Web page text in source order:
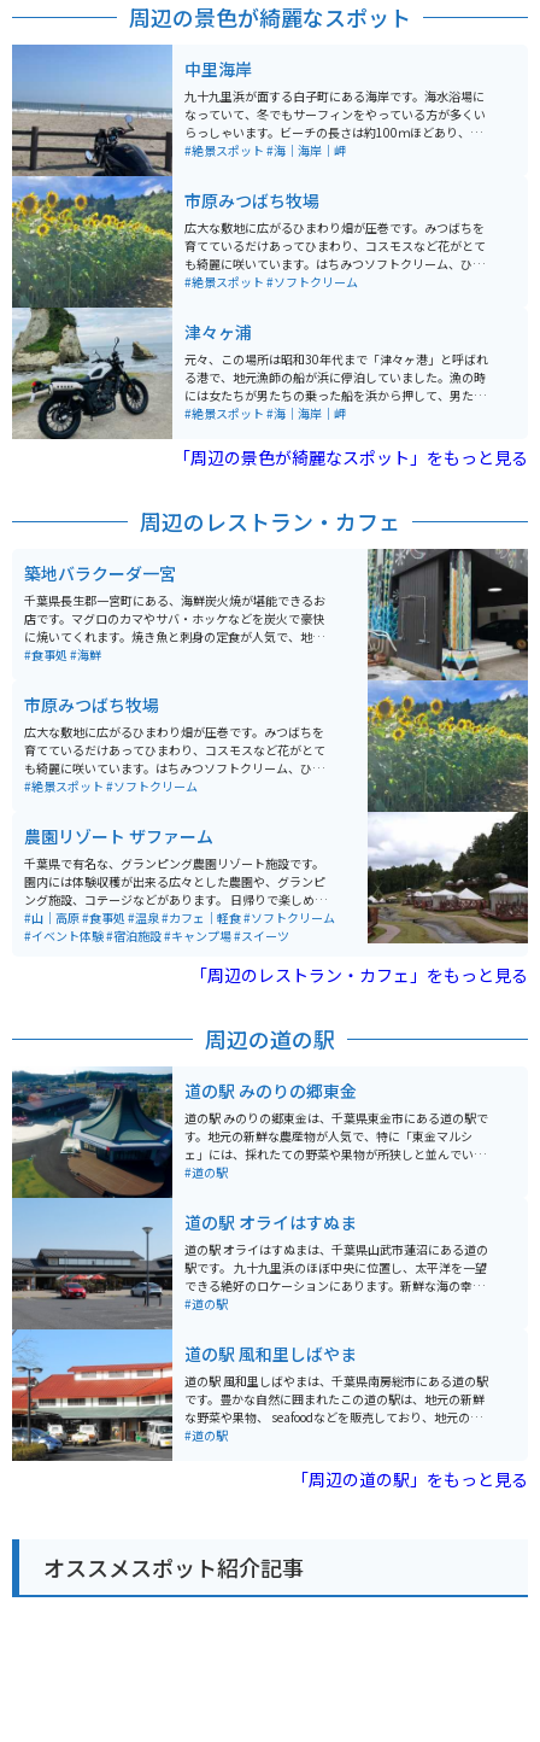
周辺の景色が綺麗なスポット
中里海岸
九十九里浜が面する白子町にある海岸です。海水浴場に
なっていて、冬でもサーフィンをやっている方が多くい
らっしゃいます。ビーチの長さは約100ｍほどあり、砂
浜を散歩するのも楽しいです。水平線まで見える太平洋
#絶景スポット #海｜海岸｜岬
市原みつばち牧場
広大な敷地に広がるひまわり畑が圧巻です。みつばちを
育てているだけあってひまわり、コスモスなど花がとて
も綺麗に咲いています。はちみつソフトクリーム、ひま
わりフラッペなど絶品アイスもあります。駐車場もあ
#絶景スポット #ソフトクリーム
津々ヶ浦
元々、この場所は昭和30年代まで「津々ヶ港」と呼ばれ
る港で、地元漁師の船が浜に停泊していました。漁の時
には女たちが男たちの乗った船を浜から押して、男たち
を漁に出したそうです。 ロケーションは雄大で、昔から
ます。清川虹子、谷隼人など往年の名俳優たちも、撮影
のためにここを訪れたとか。
#絶景スポット #海｜海岸｜岬
「周辺の景色が綺麗なスポット」をもっと見る
周辺のレストラン・カフェ
築地バラクーダ一宮
千葉県長生郡一宮町にある、海鮮炭火焼が堪能できるお
店です。マグロのカマやサバ・ホッケなどを炭火で豪快
に焼いてくれます。焼き魚と刺身の定食が人気で、地元
の人が多数訪れフレンドリーな雰囲気です。定食はかな
#食事処 #海鮮
市原みつばち牧場
広大な敷地に広がるひまわり畑が圧巻です。みつばちを
育てているだけあってひまわり、コスモスなど花がとて
も綺麗に咲いています。はちみつソフトクリーム、ひま
わりフラッペなど絶品アイスもあります。駐車場もあ
#絶景スポット #ソフトクリーム
農園リゾート ザファーム
千葉県で有名な、グランピング農園リゾート施設です。
園内には体験収穫が出来る広々とした農園や、グランピ
ング施設、コテージなどがあります。 日帰りで楽しめる
BBQ場や、農園で取れた野菜を使用した料理、手作りス
イーツなどを頂けるカフェなどもあります。 ジップライ
りでものんびりと楽しめるリゾート施設です。
#山｜高原#食事処 #温泉#カフェ｜軽食#ソフトクリーム
#イベント体験#宿泊施設#キャンプ場#スイーツ
「周辺のレストラン・カフェ」をもっと見る
周辺の道の駅
道の駅 みのりの郷東金
道の駅 みのりの郷東金は、千葉県東金市にある道の駅で
す。地元の新鮮な農産物が人気で、特に「東金マルシ
ェ」には、採れたての野菜や果物が所狭しと並んでいま
す。 イートインコーナーでは、地元食材を使った料理
広々とした駐車場が完備されているので安心です。周辺
には、九十九里浜や東金城跡など、観光スポットも点在
しているので、ツーリングの拠点としてもおすすめで
す。 道の駅 みのりの郷東金で、地元の美味しいものを堪
能したり、周辺の観光を楽しんでみてはいかがでしょう
#道の駅
道の駅 オライはすぬま
道の駅 オライはすぬまは、千葉県山武市蓮沼にある道の
駅です。 九十九里浜のほぼ中央に位置し、太平洋を一望
できる絶好のロケーションにあります。新鮮な海の幸を
味わえるレストランや、地元の農産物を販売する直売所
ワーやコインロッカーも完備されています。また、バイ
クスタンドも設置されているので、ツーリングの休憩に
も最適です。 周辺には、蓮沼海浜公園や、成東・東金九
十九里有料道路のインターチェンジもあり、観光の拠点
としても便利です。道の駅で購入できる、地元産の新鮮
#道の駅
道の駅 風和里しばやま
道の駅 風和里しばやまは、千葉県南房総市にある道の駅
です。豊かな自然に囲まれたこの道の駅は、地元の新鮮
な野菜や果物、 seafoodなどを販売しており、地元の食
を楽しむことができます。 特に、館山湾でとれた新鮮な
った定食が人気です。バイクで訪れる際は、駐車場も広
く停めやすいので安心です。また、道の駅のすぐそばに
があり、自然を満喫することができます。道の駅 風和里
しばやまは、房総半島の魅力を満喫できるスポットで
す。
#道の駅
「周辺の道の駅」をもっと見る
オススメスポット紹介記事